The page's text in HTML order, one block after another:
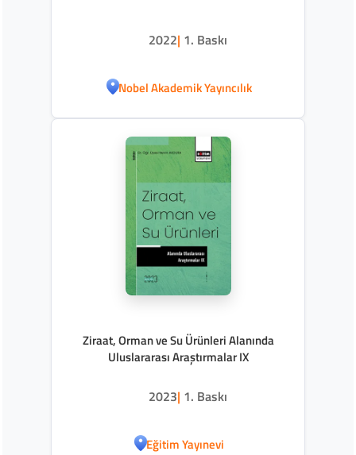
2022| 1. Baskı
Nobel Akademik Yayıncılık
Ziraat, Orman ve Su Ürünleri Alanında
Uluslararası Araştırmalar IX
2023| 1. Baskı
Eğitim Yayınevi